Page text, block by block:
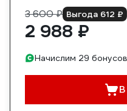
3 600 ₽ Выгода 612 ₽
2 988 ₽
Начислим 29 бонусов